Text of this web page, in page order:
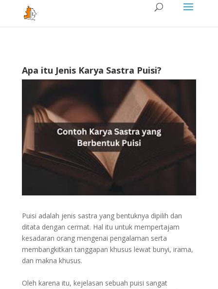
Apa itu Jenis Karya Sastra Puisi?
Puisi adalah jenis sastra yang bentuknya dipilih dan
ditata dengan cermat. Hal itu untuk mempertajam
kesadaran orang mengenai pengalaman serta
membangkitkan tanggapan khusus lewat bunyi, irama,
dan makna khusus.
Oleh karena itu, kejelasan sebuah puisi sangat